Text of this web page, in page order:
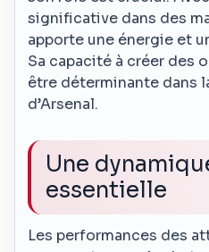
significative dans des
apporte une énergie et
Sa capacité à créer des
être déterminante dans
d’Arsenal.
Une
essentielle
Les performances des